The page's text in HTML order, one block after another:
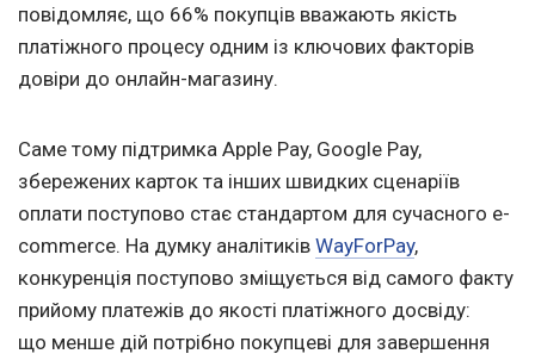
повідомляє, що 66% покупців вважають якість
платіжного процесу одним із ключових факторів
довіри до онлайн-магазину.
Саме тому підтримка Apple Pay, Google Pay,
збережених карток та інших швидких сценаріїв
оплати поступово стає стандартом для сучасного e-
commerce. На думку аналітиків WayForPay,
конкуренція поступово зміщується від самого факту
прийому платежів до якості платіжного досвіду:
що менше дій потрібно покупцеві для завершення